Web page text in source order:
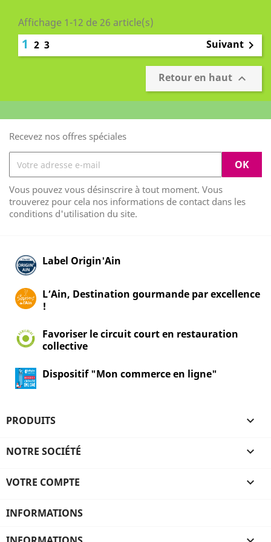
Affichage 1-12 de 26 article(s)
1 2 3 Suivant 
Retour en haut 
Recevez nos offres spéciales
Vous pouvez vous désinscrire à tout moment. Vous
trouverez pour cela nos informations de contact dans les
conditions d'utilisation du site.
Label Origin'Ain
L’Ain, Destination gourmande par excellence
!
Favoriser le circuit court en restauration
collective
Dispositif "Mon commerce en ligne"
PRODUITS 
NOTRE SOCIÉTÉ 
VOTRE COMPTE 
INFORMATIONS